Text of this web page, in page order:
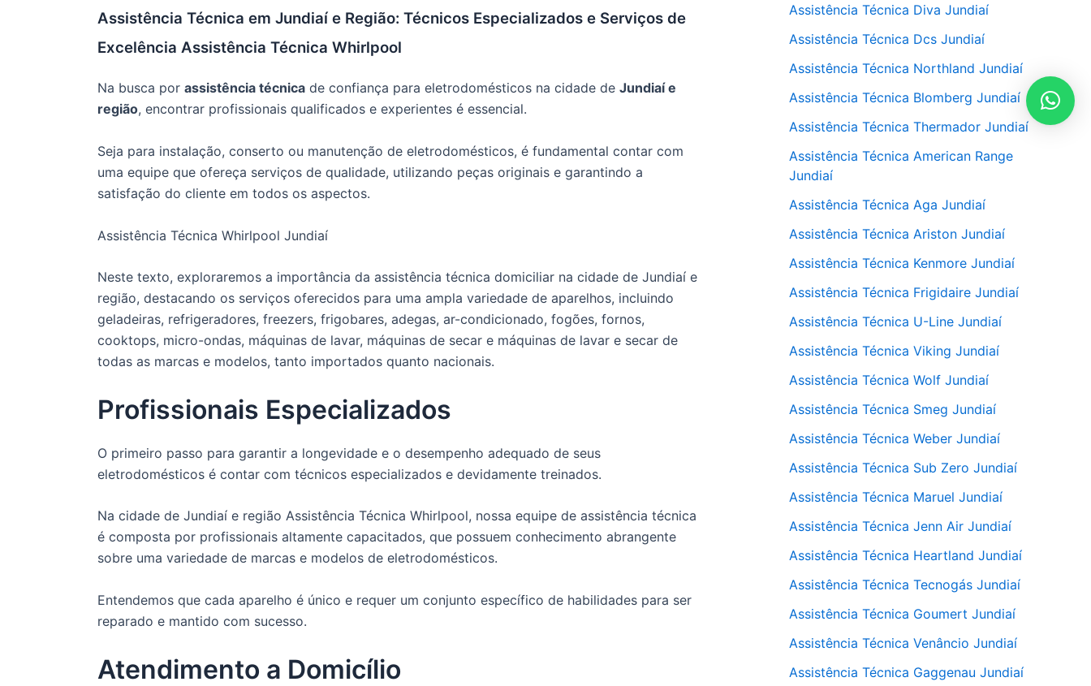
Assistência Técnica em Jundiaí e Região: Técnicos Especializados e Serviços de
Excelência Assistência Técnica Whirlpool
Na busca por assistência técnica de confiança para eletrodomésticos na cidade de Jundiaí e
região, encontrar profissionais qualificados e experientes é essencial.
Seja para instalação, conserto ou manutenção de eletrodomésticos, é fundamental contar com
uma equipe que ofereça serviços de qualidade, utilizando peças originais e garantindo a
satisfação do cliente em todos os aspectos.
Assistência Técnica Whirlpool Jundiaí
Neste texto, exploraremos a importância da assistência técnica domiciliar na cidade de Jundiaí e
região, destacando os serviços oferecidos para uma ampla variedade de aparelhos, incluindo
geladeiras, refrigeradores, freezers, frigobares, adegas, ar-condicionado, fogões, fornos,
cooktops, micro-ondas, máquinas de lavar, máquinas de secar e máquinas de lavar e secar de
todas as marcas e modelos, tanto importados quanto nacionais.
Profissionais Especializados
O primeiro passo para garantir a longevidade e o desempenho adequado de seus
eletrodomésticos é contar com técnicos especializados e devidamente treinados.
Na cidade de Jundiaí e região Assistência Técnica Whirlpool, nossa equipe de assistência técnica
é composta por profissionais altamente capacitados, que possuem conhecimento abrangente
sobre uma variedade de marcas e modelos de eletrodomésticos.
Entendemos que cada aparelho é único e requer um conjunto específico de habilidades para ser
reparado e mantido com sucesso.
Atendimento a Domicílio
Assistência Técnica Diva Jundiaí
Assistência Técnica Dcs Jundiaí
Assistência Técnica Northland Jundiaí
Assistência Técnica Blomberg Jundiaí
Assistência Técnica Thermador Jundiaí
Assistência Técnica American Range
Jundiaí
Assistência Técnica Aga Jundiaí
Assistência Técnica Ariston Jundiaí
Assistência Técnica Kenmore Jundiaí
Assistência Técnica Frigidaire Jundiaí
Assistência Técnica U-Line Jundiaí
Assistência Técnica Viking Jundiaí
Assistência Técnica Wolf Jundiaí
Assistência Técnica Smeg Jundiaí
Assistência Técnica Weber Jundiaí
Assistência Técnica Sub Zero Jundiaí
Assistência Técnica Maruel Jundiaí
Assistência Técnica Jenn Air Jundiaí
Assistência Técnica Heartland Jundiaí
Assistência Técnica Tecnogás Jundiaí
Assistência Técnica Goumert Jundiaí
Assistência Técnica Venâncio Jundiaí
Assistência Técnica Gaggenau Jundiaí